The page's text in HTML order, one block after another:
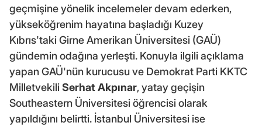
geçmişine yönelik incelemeler devam ederken,
yükseköğrenim hayatına başladığı Kuzey
Kıbrıs'taki Girne Amerikan Üniversitesi (GAÜ)
gündemin odağına yerleşti. Konuyla ilgili açıklama
yapan GAÜ'nün kurucusu ve Demokrat Parti KKTC
MilletvekiliSerhat Akpınar, yatay geçişin
Southeastern Üniversitesi öğrencisi olarak
yapıldığını belirtti. İstanbul Üniversitesi ise